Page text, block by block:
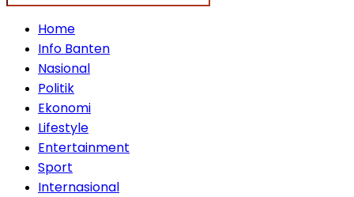
Home
Info Banten
Nasional
Politik
Ekonomi
Lifestyle
Entertainment
Sport
Internasional